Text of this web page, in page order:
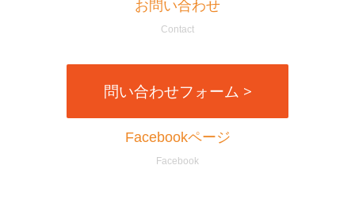
お問い合わせ
Contact
問い合わせフォーム >
Facebookページ
Facebook